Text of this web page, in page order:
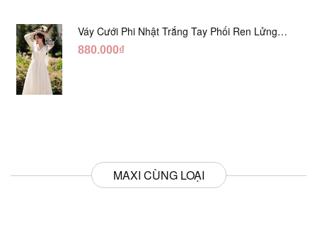
Váy Cưới Phi Nhật Trắng Tay Phối Ren Lửng
DC554
880.000₫
MAXI CÙNG LOẠI